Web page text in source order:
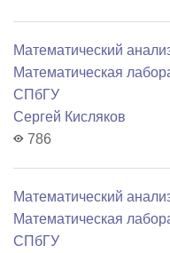
Математический
Математичеcкая
СПбГУ
Сергей Кисляков
786
Математический
Математичеcкая
СПбГУ